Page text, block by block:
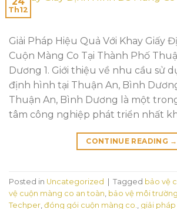
Th12
Giải Pháp Hiệu Quả Với Khay Giấy
Cuộn Màng Co Tại Thành Phố
Dương 1. Giới thiệu về nhu cầu sử
định hình tại Thuận An, Bình
Thuận An, Bình Dương là một
tâm công nghiệp phát triển nhất
CONTINUE READING →
Posted in Uncategorized | Tagged bảo vệ
vệ cuộn màng co an toàn bảo vệ môi trường
Techper đóng gói cuộn màng co. giải